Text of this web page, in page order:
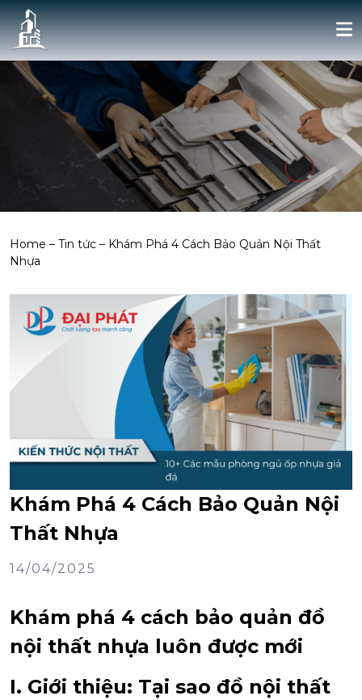
Home – Tin tức – Khám Phá 4 Cách Bảo Quản Nội Thất
Nhựa
Khám Phá 4 Cách Bảo Quản Nội
Thất Nhựa
14/04/2025
Khám phá 4 cách bảo quản đồ
nội thất nhựa luôn được mới
I. Giới thiệu: Tại sao đồ nội thất